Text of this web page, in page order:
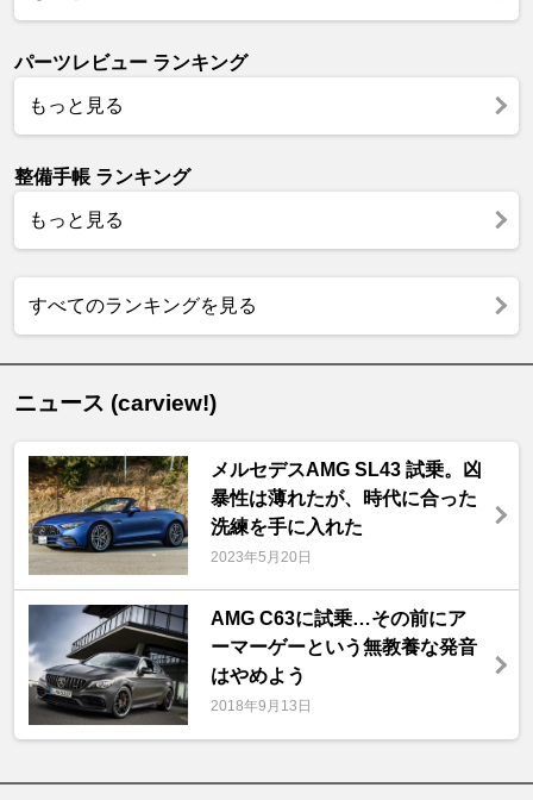
パーツレビュー ランキング
もっと見る
整備手帳 ランキング
もっと見る
すべてのランキングを見る
ニュース (carview!)
メルセデスAMG SL43 試乗。凶
暴性は薄れたが、時代に合った
洗練を手に入れた
2023年5月20日
AMG C63に試乗…その前にア
ーマーゲーという無教養な発音
はやめよう
2018年9月13日